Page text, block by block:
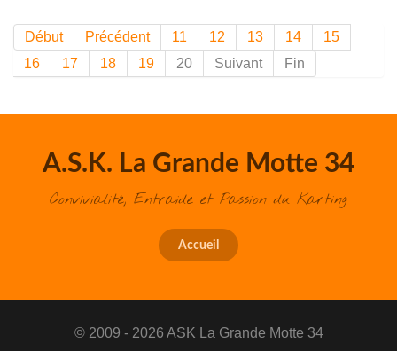
Début Précédent 11 12 13 14
15
16
17 18 19 20 Suivant Fin
A.S.K. La Grande Motte 34
Convivialité, Entraide et Passion du Karting
Accueil
© 2009 - 2026 ASK La Grande Motte 34